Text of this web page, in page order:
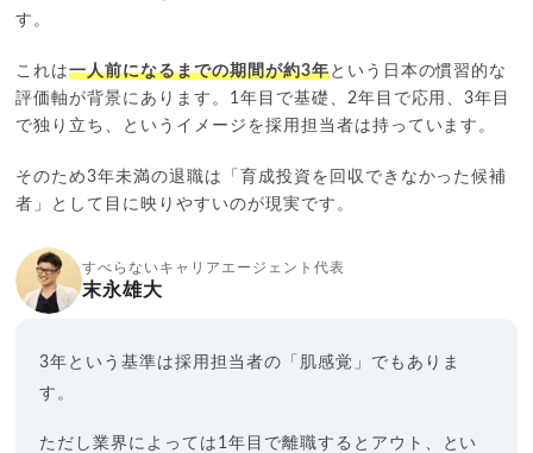
す。
これは一人前になるまでの期間が約3年という日本の慣習的な
評価軸が背景にあります。1年目で基礎、2年目で応用、3年目
で独り立ち、というイメージを採用担当者は持っています。
そのため3年未満の退職は「育成投資を回収できなかった候補
者」として目に映りやすいのが現実です。
すべらないキャリアエージェント代表
末永雄大
3年という基準は採用担当者の「肌感覚」でもありま
す。
ただし業界によっては1年目で離職するとアウト、とい